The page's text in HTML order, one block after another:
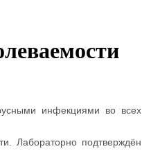
инфекциями во всех
Лабораторно подтверждён